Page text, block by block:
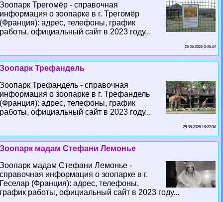
Зоопарк Трегомёр - справочная
информация о зоопарке в г. Трегомёр
(Франция): адрес, телефоны, график
работы, официальный сайт в 2023 году...
26 06 2026 0:46:34
Зоопарк Трефандель
Зоопарк Трефандель - справочная
информация о зоопарке в г. Трефандель
(Франция): адрес, телефоны, график
работы, официальный сайт в 2023 году...
25 06 2026 16:22:34
Зоопарк мадам Стефани Лемонье
Зоопарк мадам Стефани Лемонье -
справочная информация о зоопарке в г.
Геселар (Франция): адрес, телефоны,
график работы, официальный сайт в 2023 году...